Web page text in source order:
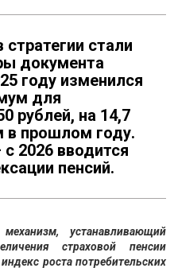
стали
документа
году изменился
для
рублей, на 14,7
в прошлом году.
2026 вводится
пенсий.
устанавливающий
страховой пенсии
роста потребительских